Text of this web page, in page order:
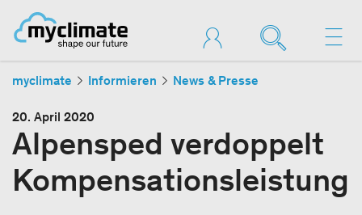
myclimate Informieren News & Presse
20. April 2020
Alpensped verdoppelt
Kompensationsleistung